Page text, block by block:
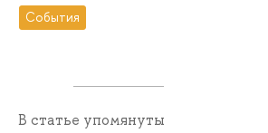
События
В статье упомянуты